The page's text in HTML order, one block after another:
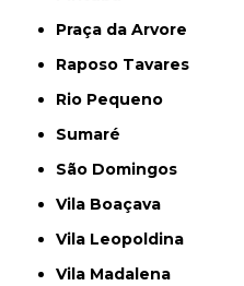
Praça da Arvore
Raposo Tavares
Rio Pequeno
Sumaré
São Domingos
Vila Boaçava
Vila Leopoldina
Vila Madalena